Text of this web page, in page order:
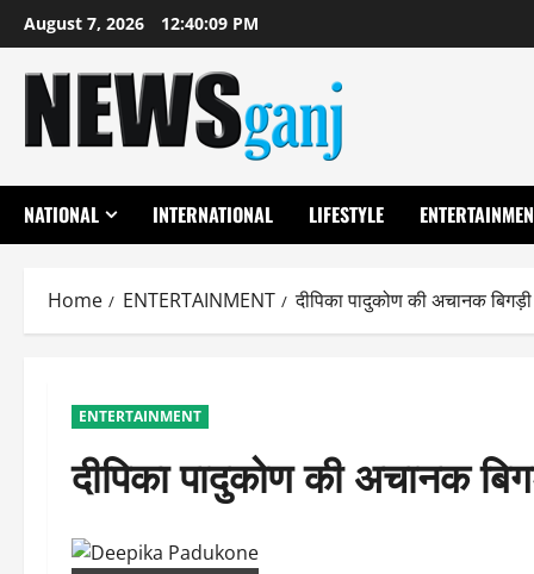
Skip
to
content
August 7, 2026 12:40:10 PM
NATIONAL INTERNATIONAL LIFESTYLE
Home ENTERTAINMENT दीपिका पादुकोण की अचानक
ENTERTAINMENT
दीपिका पादुकोण की अचानक